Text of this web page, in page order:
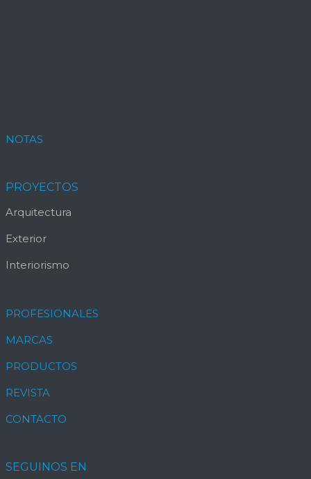
NOTAS
PROYECTOS
Arquitectura
Exterior
Interiorismo
PROFESIONALES
MARCAS
PRODUCTOS
REVISTA
CONTACTO
SEGUINOS EN